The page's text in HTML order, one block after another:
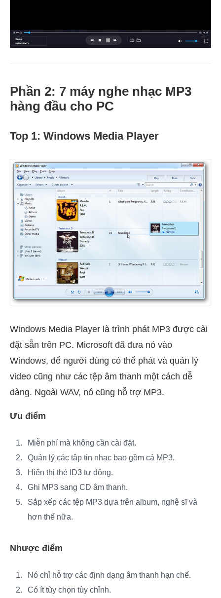
Phần 2: 7 máy nghe nhạc MP3
hàng đầu cho PC
Top 1: Windows Media Player
Windows Media Player là trình phát MP3 được cài
đặt sẵn trên PC. Microsoft đã đưa nó vào
Windows, để người dùng có thể phát và quản lý
video cũng như các tệp âm thanh một cách dễ
dàng. Ngoài WAV, nó cũng hỗ trợ MP3.
Ưu điểm
Miễn phí mà không cần cài đặt.
Quản lý các tập tin nhạc bao gồm cả MP3.
Hiển thị thẻ ID3 tự động.
Ghi MP3 sang CD âm thanh.
Sắp xếp các tệp MP3 dựa trên album, nghệ sĩ và
hơn thế nữa.
Nhược điểm
Nó chỉ hỗ trợ các định dạng âm thanh hạn chế.
Có ít tùy chọn tùy chỉnh.